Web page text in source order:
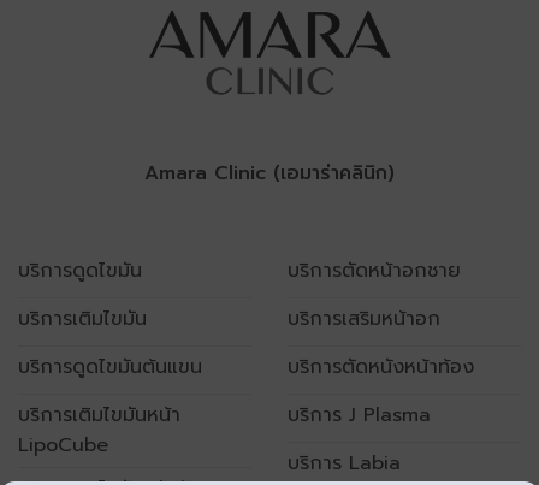
Amara Clinic (เอมาร่าคลินิก)
บริการดูดไขมัน
บริการเติมไขมัน
บริการดูดไขมันต้นแขน
บริการเติมไขมันหน้า
LipoCube
บริการตัดหน้าอกชาย
บริการเสริมหน้าอก
บริการตัดหนังหน้าท้อง
บริการ J Plasma
บริการ Labia